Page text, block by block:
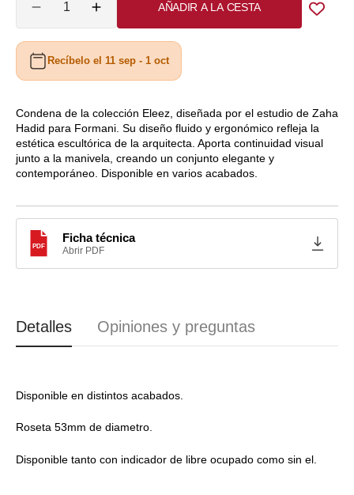
no
disponible
no
disponible
Reducir
cantidad
para
Condena
Eleez
Formani
PM4201
Aumentar
cantidad
para
Condena
Eleez
Formani
PM4201
AÑADIR A LA CESTA
Recíbelo el 11 sep - 1 oct
Condena de la colección Eleez, diseñada por el estudio de Zaha
Hadid para Formani. Su diseño fluido y ergonómico refleja la
estética escultórica de la arquitecta. Aporta continuidad visual
junto a la manivela, creando un conjunto elegante y
contemporáneo. Disponible en varios acabados.
PDF
Ficha técnica
Abrir PDF
Detalles Opiniones y preguntas
Disponible en distintos acabados.
Roseta 53mm de diametro.
Disponible tanto con indicador de libre ocupado como sin el.